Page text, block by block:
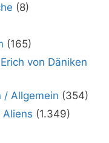
(8)
(165)
von Däniken
/ Allgemein (354)
(1.349)